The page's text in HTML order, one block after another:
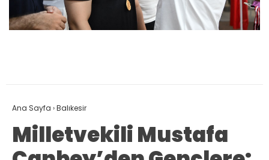
Ana Sayfa ›Balıkesir
Milletvekili Mustafa